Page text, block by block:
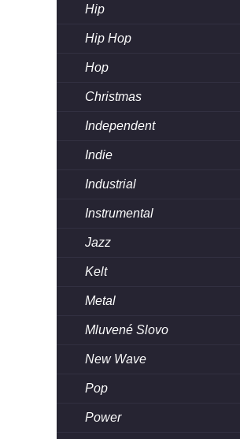
Hip
Hip Hop
Hop
Christmas
Independent
Indie
Industrial
Instrumental
Jazz
Kelt
Metal
Mluvené Slovo
New Wave
Pop
Power